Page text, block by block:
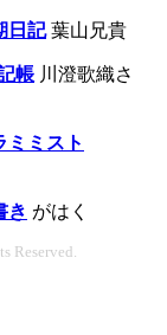
日記 葉山兄貴
帳 川澄歌織さ
ミスト
き がはく
Reserved.